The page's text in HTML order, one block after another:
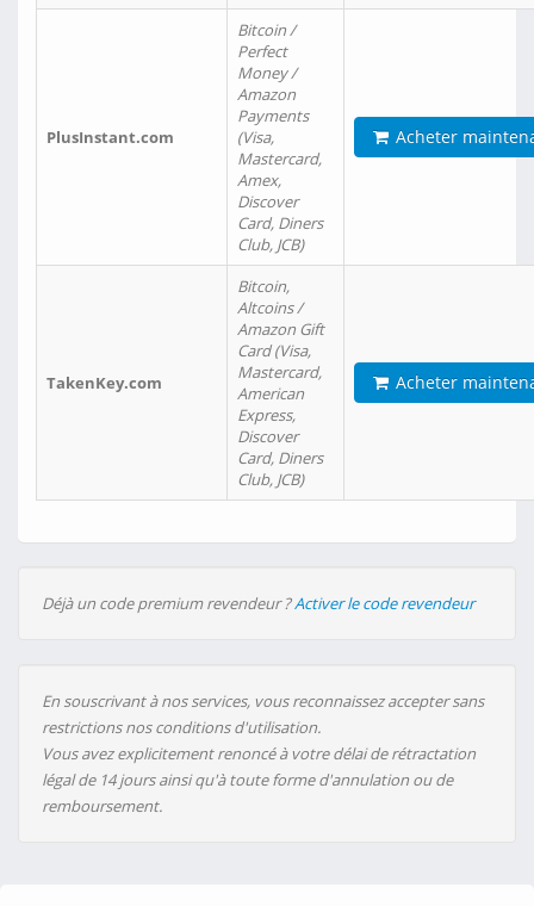
PlusInstant.com
Bitcoin /
Perfect
Money /
Amazon
Payments
(Visa,
Mastercard,
Amex,
Discover
Card, Diners
Club, JCB)
Acheter
TakenKey.com
Bitcoin,
Altcoins /
Amazon Gift
Card (Visa,
Mastercard,
American
Express,
Discover
Card, Diners
Club, JCB)
Acheter
Déjà un code premium revendeur ?Activer le code revendeur
En souscrivant à nos services, vous reconnaissez accepter sans
restrictions nos conditions d'utilisation.
Vous avez explicitement renoncé à votre délai de rétractation
légal de 14 jours ainsi qu'à toute forme d'annulation ou de
remboursement.